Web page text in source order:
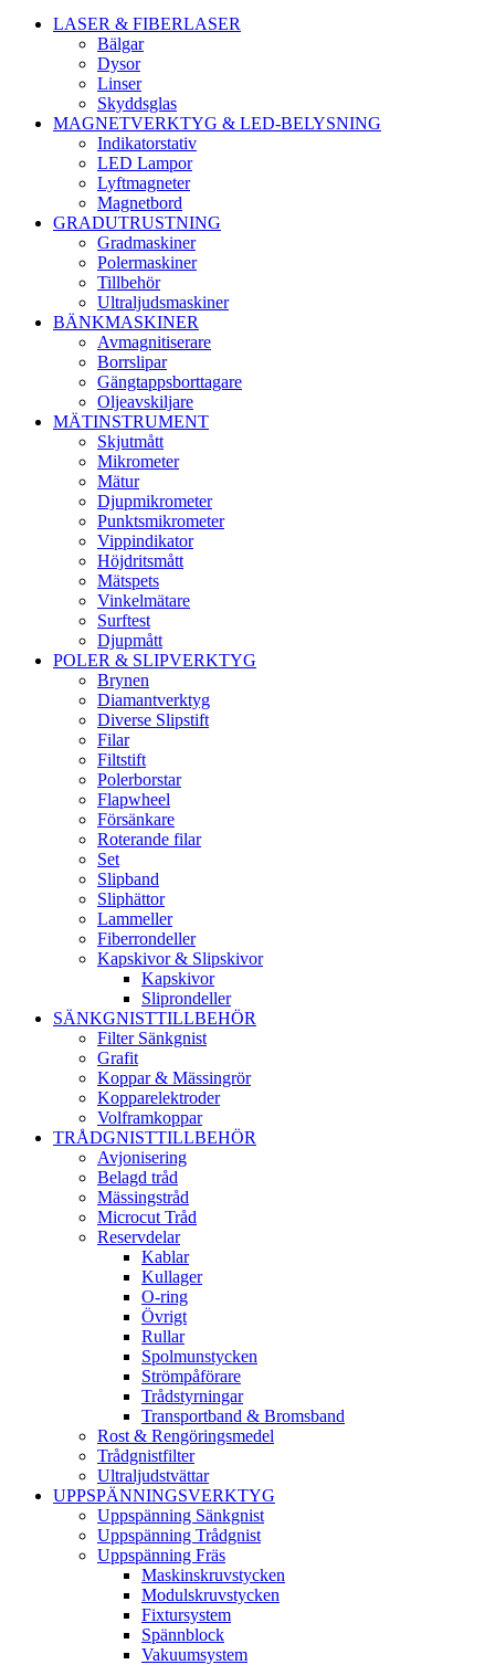
LASER & FIBERLASER
Bälgar
Dysor
Linser
Skyddsglas
MAGNETVERKTYG & LED-BELYSNING
Indikatorstativ
LED Lampor
Lyftmagneter
Magnetbord
GRADUTRUSTNING
Gradmaskiner
Polermaskiner
Tillbehör
Ultraljudsmaskiner
BÄNKMASKINER
Avmagnitiserare
Borrslipar
Gängtappsborttagare
Oljeavskiljare
MÄTINSTRUMENT
Skjutmått
Mikrometer
Mätur
Djupmikrometer
Punktsmikrometer
Vippindikator
Höjdritsmått
Mätspets
Vinkelmätare
Surftest
Djupmått
POLER & SLIPVERKTYG
Brynen
Diamantverktyg
Diverse Slipstift
Filar
Filtstift
Polerborstar
Flapwheel
Försänkare
Roterande filar
Set
Slipband
Sliphättor
Lammeller
Fiberrondeller
Kapskivor & Slipskivor
Kapskivor
Sliprondeller
SÄNKGNISTTILLBEHÖR
Filter Sänkgnist
Grafit
Koppar & Mässingrör
Kopparelektroder
Volframkoppar
TRÅDGNISTTILLBEHÖR
Avjonisering
Belagd tråd
Mässingstråd
Microcut Tråd
Reservdelar
Kablar
Kullager
O-ring
Övrigt
Rullar
Spolmunstycken
Strömpåförare
Trådstyrningar
Transportband & Bromsband
Rost & Rengöringsmedel
Trådgnistfilter
Ultraljudstvättar
UPPSPÄNNINGSVERKTYG
Uppspänning Sänkgnist
Uppspänning Trådgnist
Uppspänning Fräs
Maskinskruvstycken
Modulskruvstycken
Fixtursystem
Spännblock
Vakuumsystem